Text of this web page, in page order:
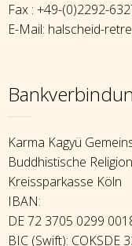
Fax : +49-(0)2292-
E-Mail: halscheid-
Karma Kagyü
Buddhistische Religion
Kreissparkasse Köln
IBAN:
DE 72 3705 0299
BIC (Swift): COKSDE